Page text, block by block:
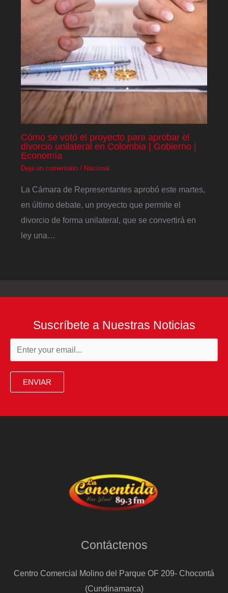
Cómo se votó el proyecto para aprobar el
divorcio unilateral en Colombia | Gobierno |
Economía
Deja un comentario / Nacional
La Cámara de Representantes aprobó este martes,
en último debate, un proyecto que permite el
divorcio de forma unilateral, que se convertirá en
ley una…
Suscríbete a Nuestras Noticias
ENVIAR
Contáctenos
Centro Comercial Molino del Parque OF 209- Chocontá
(Cundinamarca)